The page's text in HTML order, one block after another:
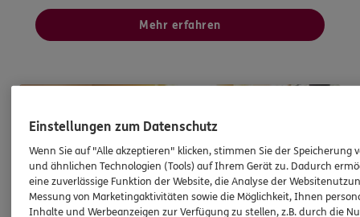
Mehr erfahren
Einstellungen zum Datenschutz
Wenn Sie auf "Alle akzeptieren" klicken, stimmen Sie der Speicherung
und ähnlichen Technologien (Tools) auf Ihrem Gerät zu. Dadurch
eine zuverlässige Funktion der Website, die Analyse der
Messung von Marketingaktivitäten sowie die Möglichkeit, Ihnen
Inhalte und Werbeanzeigen zur Verfügung zu stellen, z.B. durch die